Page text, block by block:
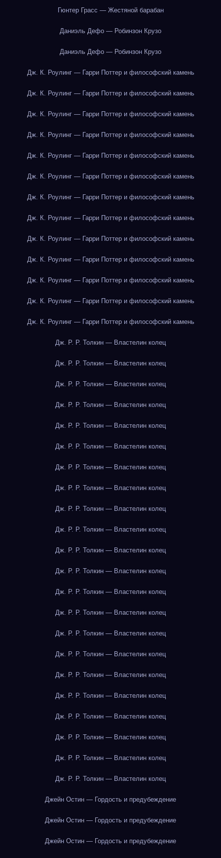
Гюнтер Грасс — Жестяной барабан
Даниэль Дефо — Робинзон Крузо
Даниэль Дефо — Робинзон Крузо
Дж. К. Роулинг — Гарри Поттер и философский камень
Дж. К. Роулинг — Гарри Поттер и философский камень
Дж. К. Роулинг — Гарри Поттер и философский камень
Дж. К. Роулинг — Гарри Поттер и философский камень
Дж. К. Роулинг — Гарри Поттер и философский камень
Дж. К. Роулинг — Гарри Поттер и философский камень
Дж. К. Роулинг — Гарри Поттер и философский камень
Дж. К. Роулинг — Гарри Поттер и философский камень
Дж. К. Роулинг — Гарри Поттер и философский камень
Дж. К. Роулинг — Гарри Поттер и философский камень
Дж. К. Роулинг — Гарри Поттер и философский камень
Дж. К. Роулинг — Гарри Поттер и философский камень
Дж. К. Роулинг — Гарри Поттер и философский камень
Дж. Р. Р. Толкин — Властелин колец
Дж. Р. Р. Толкин — Властелин колец
Дж. Р. Р. Толкин — Властелин колец
Дж. Р. Р. Толкин — Властелин колец
Дж. Р. Р. Толкин — Властелин колец
Дж. Р. Р. Толкин — Властелин колец
Дж. Р. Р. Толкин — Властелин колец
Дж. Р. Р. Толкин — Властелин колец
Дж. Р. Р. Толкин — Властелин колец
Дж. Р. Р. Толкин — Властелин колец
Дж. Р. Р. Толкин — Властелин колец
Дж. Р. Р. Толкин — Властелин колец
Дж. Р. Р. Толкин — Властелин колец
Дж. Р. Р. Толкин — Властелин колец
Дж. Р. Р. Толкин — Властелин колец
Дж. Р. Р. Толкин — Властелин колец
Дж. Р. Р. Толкин — Властелин колец
Дж. Р. Р. Толкин — Властелин колец
Дж. Р. Р. Толкин — Властелин колец
Дж. Р. Р. Толкин — Властелин колец
Дж. Р. Р. Толкин — Властелин колец
Дж. Р. Р. Толкин — Властелин колец
Джейн Остин — Гордость и предубеждение
Джейн Остин — Гордость и предубеждение
Джейн Остин — Гордость и предубеждение